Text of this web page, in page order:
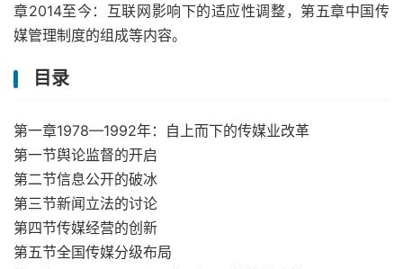
章2014至今：互联网影响下的适应性调整，第五章中国传
媒管理制度的组成等内容。
目录
第一章1978—1992年：自上而下的传媒业改革
第一节舆论监督的开启
第二节信息公开的破冰
第三节新闻立法的讨论
第四节传媒经营的创新
第五节全国传媒分级布局